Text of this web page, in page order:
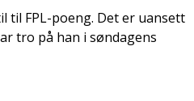
til FPL-poeng. Det er uansett
tro på han i søndagens